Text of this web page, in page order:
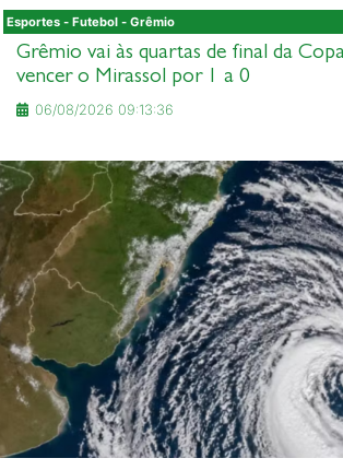
Esportes - Futebol - Grêmio
Grêmio vai às quartas de final da
vencer o Mirassol por 1 a 0
06/08/2026 09:13:36